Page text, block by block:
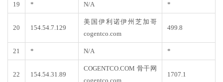
19 * N/A *
20 154.54.7.129
美国伊利诺伊州芝加哥
cogentco.com
499.8
21 * N/A *
22 154.54.31.89
COGENTCO.COM 骨干网
cogentco.com
1707.1